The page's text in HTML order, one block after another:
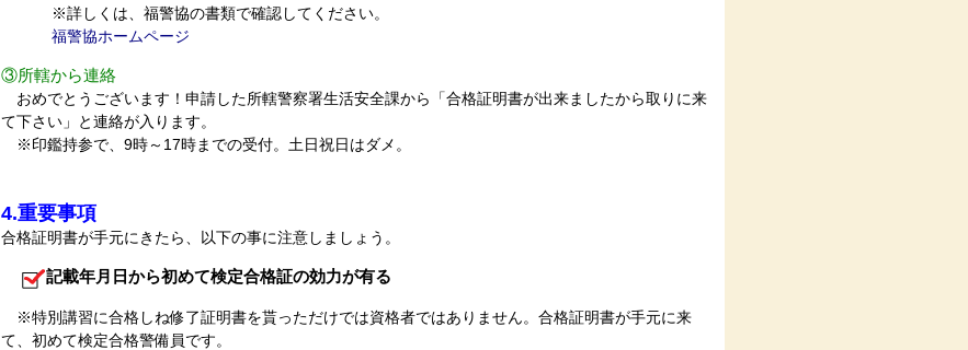
※詳しくは、福警協の書類で確認してください。
福警協ホームページ
③所轄から連絡
おめでとうございます！申請した所轄警察署生活安全課から「合格証明書が出来ましたから取りに来
て下さい」と連絡が入ります。
※印鑑持参で、9時～17時までの受付。土日祝日はダメ。
4.重要事項
合格証明書が手元にきたら、以下の事に注意しましょう。
記載年月日から初めて検定合格証の効力が有る
※特別講習に合格しね修了証明書を貰っただけでは資格者ではありません。合格証明書が手元に来
て、初めて検定合格警備員です。